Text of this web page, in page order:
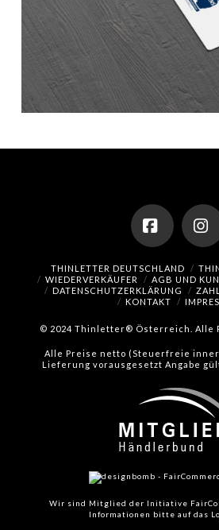
THINLETTER DEUTSCHLAND
WIEDERVERKÄUFER
AGB UND
DATENSCHUTZERKLÄRUNG
KONTAKT
© 2024 Thinletter® Österreich. Alle
Alle Preise netto (Steuerfreie
Lieferung vorausgesetzt Angabe
Wir sind Mitglied der Initiative
Informationen bitte auf das